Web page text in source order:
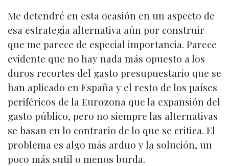
Me detendré en esta ocasión en un aspecto de
esa estrategia alternativa aún por construir
que me parece de especial importancia. Parece
evidente que no hay nada más opuesto a los
duros recortes del gasto presupuestario que se
han aplicado en España y el resto de los países
periféricos de la Eurozona que la expansión del
gasto público, pero no siempre las alternativas
se basan en lo contrario de lo que se critica. El
problema es algo más arduo y la solución, un
poco más sutil o menos burda.